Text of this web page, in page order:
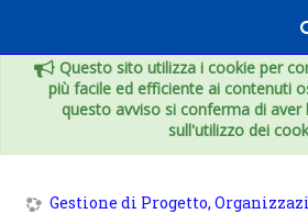
Questo sito utilizza i cookie per
più facile ed efficiente ai contenuti
questo avviso si conferma di
sull'utilizzo dei
Gestione di Progetto,